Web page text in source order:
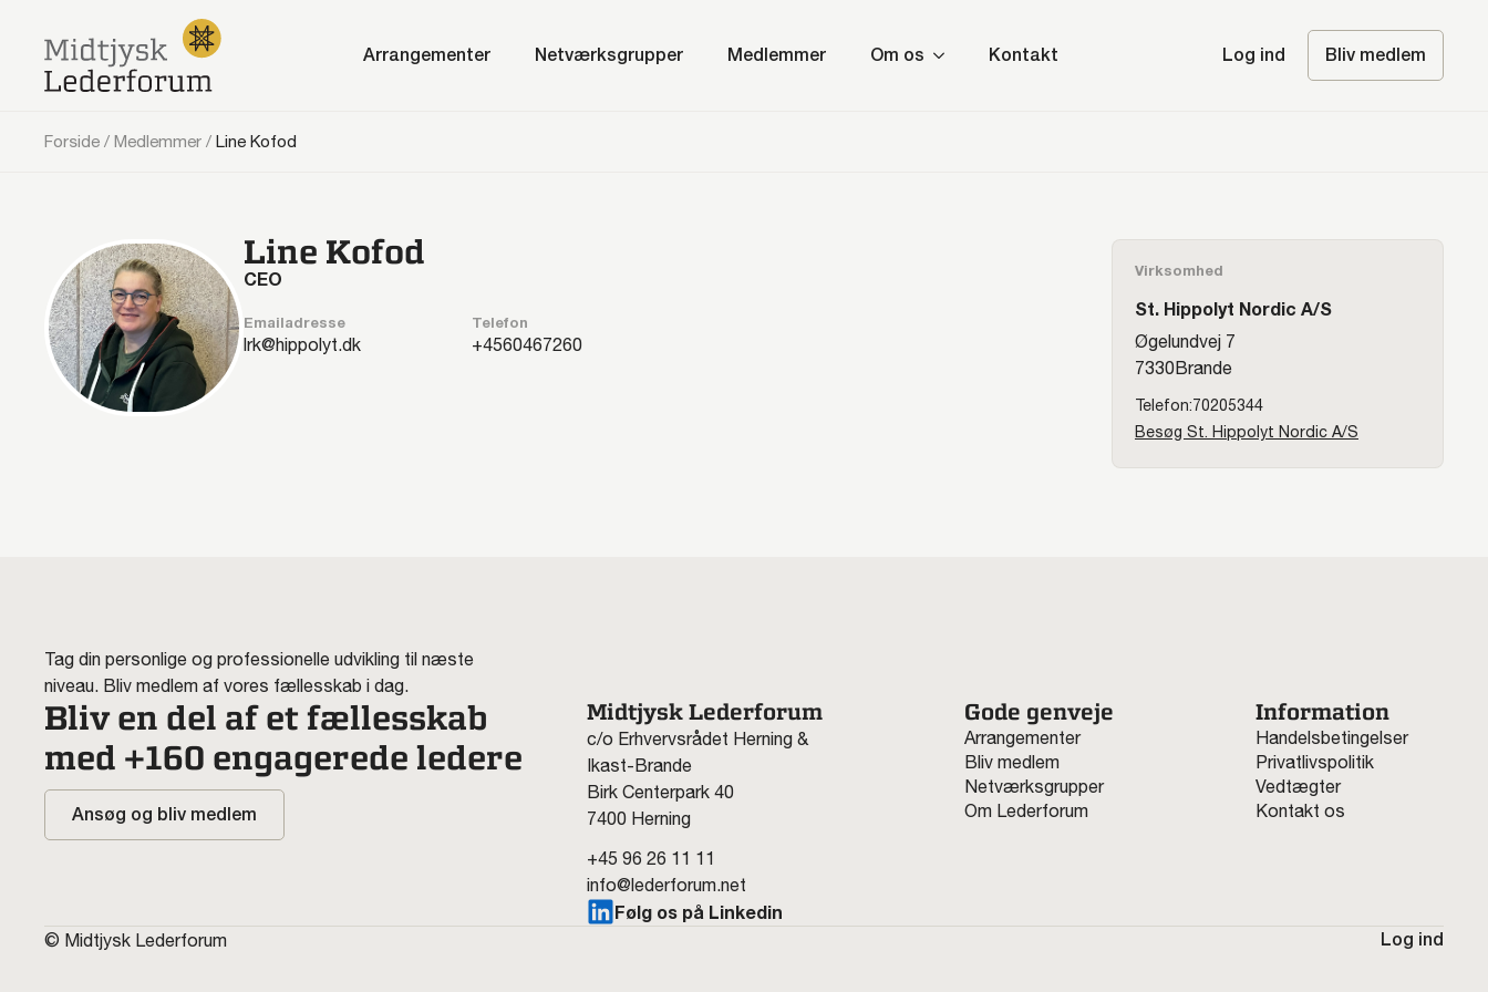
Arrangementer Netværksgrupper Medlemmer Om os Kontakt Log ind Bliv medlem
Forside / Medlemmer / Line Kofod
Line Kofod
CEO
Emailadresse
lrk@hippolyt.dk
Telefon
60467260
Virksomhed
St. Hippolyt Nordic A/S
Øgelundvej 7
7330Brande
70205344
Besøg St. Hippolyt Nordic A/S
Tag din personlige og professionelle udvikling til næste
niveau. Bliv medlem af vores fællesskab i dag.
Bliv en del af et fællesskab
med +160 engagerede ledere
Ansøg og bliv medlem
Midtjysk Lederforum
c/o Erhvervsrådet Herning &
Ikast-Brande
Birk Centerpark 40
7400 Herning
+45 96 26 11 11
info@lederforum.net
Følg os på Linkedin
Gode genveje
Arrangementer
Bliv medlem
Netværksgrupper
Om Lederforum
Information
Handelsbetingelser
Privatlivspolitik
Vedtægter
Kontakt os
© Midtjysk Lederforum Log ind